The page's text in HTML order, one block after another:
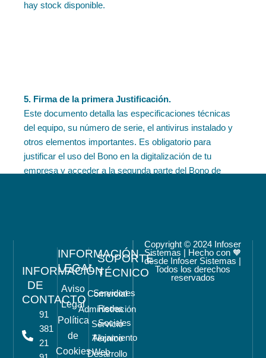
hay stock disponible.
5. Firma de la primera Justificación.
Este documento detalla las especificaciones técnicas
del equipo, su número de serie, el antivirus instalado y
otros elementos importantes. Es obligatorio para
justificar el uso del Bono en la digitalización de tu
empresa y acceder a la segunda parte del Bono de
6. Entrega del equipo.
El equipo será entregado en la dirección que nos
indiques. Durante los primeros 12 meses, tu equipo
estará cubierto ante cualquier problema que pueda
surgir. Pasado ese tiempo, deberás presentar la
segunda y última Justificación, que incluirá una factura
INFORMACIÓN
DE
CONTACTO
91
381
21
INFORMACIÓN
LEGAL
Aviso
Legal
Política
de
Cookies
SOPORTE
TÉCNICO
Comercial
Administración
Servicio
Técnico
Desarrollo
Servidores
Redes
Sociales
Alojamiento
Web
Copyright © 2024 Infoser
Sistemas | Hecho con 🧡
desde Infoser Sistemas |
Todos los derechos
reservados